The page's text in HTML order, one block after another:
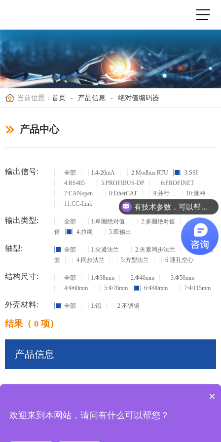
当前位置： 首页 - 产品信息 - 绝对值编码器
产品中心
输出信号: 全部 1:4-20mA 2:Modbus RTU
3:SSI
4:RS485
5:PROFIBUS-DP
6:PROFINET
7:CANopen
8:EtherCAT 9:并行
10:脉冲
11:CC-Link
输出类型: 全部 1:单圈绝对值 2:多圈绝对值
3:增量
值
4:拉绳 5:双输出
轴型: 全部 1:夹紧法兰 2:夹紧同步法兰
3:盲孔轴
套
4:同步法兰 5:方型法兰 6:通孔空心
结构尺寸: 全部 1:Φ38mm 2:Φ40mm
3:Φ50mm
4:Φ60mm
5:Φ78mm 6:Φ90mm 7:Φ115mm
外壳材料: 全部 1:铝 2:不锈钢
结果（ 0 项）
产品信息
有技术参数，可以帮忙选型吗？
×
欢迎来到本网站，请问有什么可以帮您？